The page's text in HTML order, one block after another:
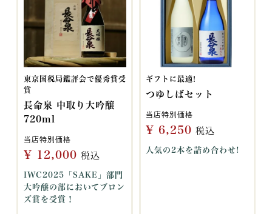
東京国税局鑑評会で優秀賞受
賞
長命泉 中取り大吟醸
720ml
当店特別価格
¥ 12,000 税込
IWC2025「SAKE」部門
大吟醸の部においてブロン
ズ賞を受賞！
ギフトに最適!
つゆしばセット
当店特別価格
¥ 6,250 税込
人気の2本を詰め合わせ!